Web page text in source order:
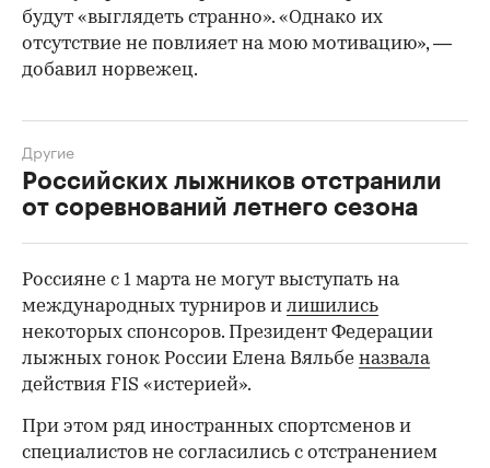
будут «выглядеть странно». «Однако их
отсутствие не повлияет на мою мотивацию», —
добавил норвежец.
Российских лыжников отстранили
от соревнований летнего сезона
Другие
Россияне с 1 марта не могут выступать на
международных турниров и лишились
некоторых спонсоров. Президент Федерации
лыжных гонок России Елена Вяльбе назвала
действия FIS «истерией».
При этом ряд иностранных спортсменов и
специалистов не согласились с отстранением